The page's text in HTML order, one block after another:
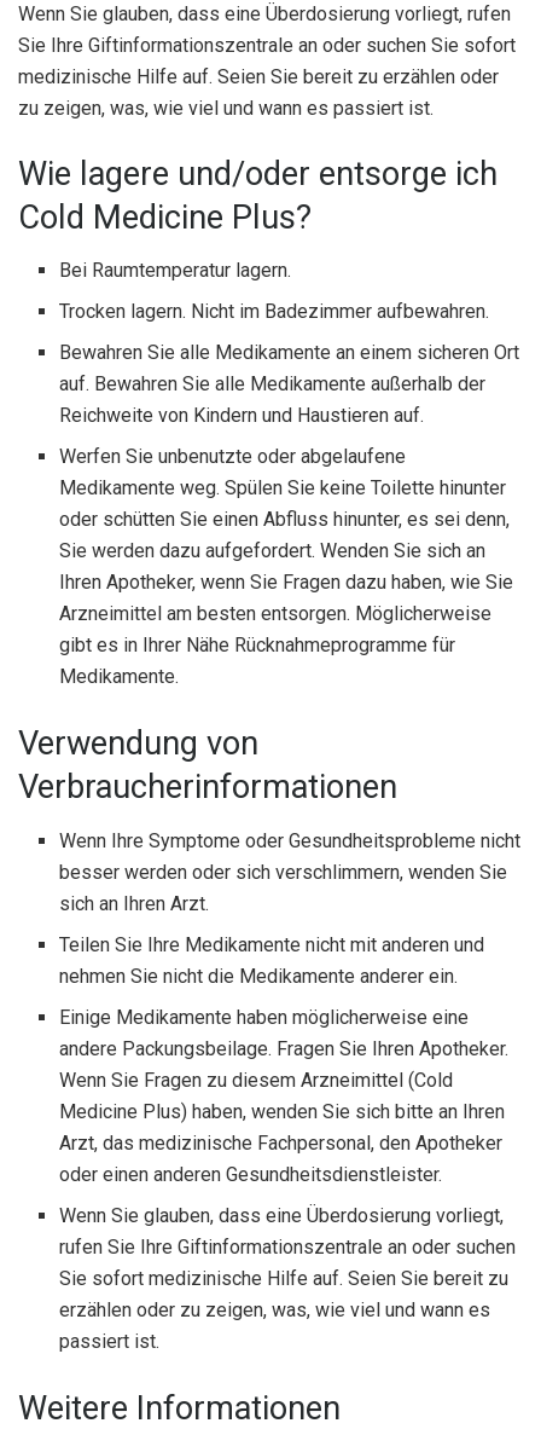
Wenn Sie glauben, dass eine Überdosierung vorliegt, rufen
Sie Ihre Giftinformationszentrale an oder suchen Sie sofort
medizinische Hilfe auf. Seien Sie bereit zu erzählen oder
zu zeigen, was, wie viel und wann es passiert ist.
Wie lagere und/oder entsorge ich
Cold Medicine Plus?
Bei Raumtemperatur lagern.
Trocken lagern. Nicht im Badezimmer aufbewahren.
Bewahren Sie alle Medikamente an einem sicheren Ort
auf. Bewahren Sie alle Medikamente außerhalb der
Reichweite von Kindern und Haustieren auf.
Werfen Sie unbenutzte oder abgelaufene
Medikamente weg. Spülen Sie keine Toilette hinunter
oder schütten Sie einen Abfluss hinunter, es sei denn,
Sie werden dazu aufgefordert. Wenden Sie sich an
Ihren Apotheker, wenn Sie Fragen dazu haben, wie Sie
Arzneimittel am besten entsorgen. Möglicherweise
gibt es in Ihrer Nähe Rücknahmeprogramme für
Medikamente.
Verwendung von
Verbraucherinformationen
Wenn Ihre Symptome oder Gesundheitsprobleme nicht
besser werden oder sich verschlimmern, wenden Sie
sich an Ihren Arzt.
Teilen Sie Ihre Medikamente nicht mit anderen und
nehmen Sie nicht die Medikamente anderer ein.
Einige Medikamente haben möglicherweise eine
andere Packungsbeilage. Fragen Sie Ihren Apotheker.
Wenn Sie Fragen zu diesem Arzneimittel (Cold
Medicine Plus) haben, wenden Sie sich bitte an Ihren
Arzt, das medizinische Fachpersonal, den Apotheker
oder einen anderen Gesundheitsdienstleister.
Wenn Sie glauben, dass eine Überdosierung vorliegt,
rufen Sie Ihre Giftinformationszentrale an oder suchen
Sie sofort medizinische Hilfe auf. Seien Sie bereit zu
erzählen oder zu zeigen, was, wie viel und wann es
passiert ist.
Weitere Informationen